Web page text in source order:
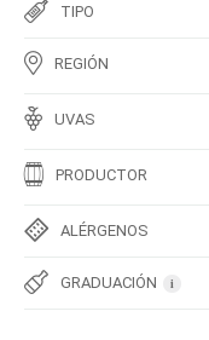
TIPO
REGIÓN
UVAS
PRODUCTOR
ALÉRGENOS
GRADUACIÓN i